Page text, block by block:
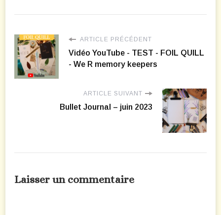
ARTICLE PRÉCÉDENT
Vidéo YouTube - TEST - FOIL QUILL
- We R memory keepers
ARTICLE SUIVANT
Bullet Journal – juin 2023
Laisser un commentaire